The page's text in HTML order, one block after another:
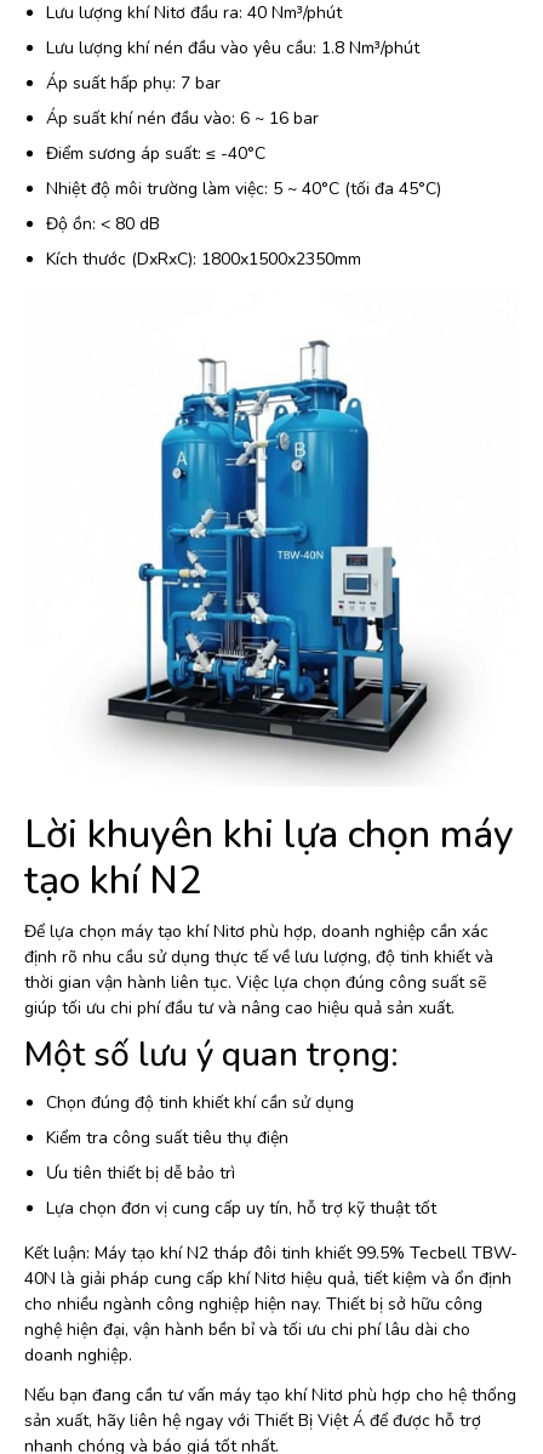
Lưu lượng khí Nitơ đầu ra: 40 Nm³/phút
Lưu lượng khí nén đầu vào yêu cầu: 1.8 Nm³/phút
Áp suất hấp phụ: 7 bar
Áp suất khí nén đầu vào: 6 ~ 16 bar
Điểm sương áp suất: ≤ -40°C
Nhiệt độ môi trường làm việc: 5 ~ 40°C (tối đa 45°C)
Độ ồn: < 80 dB
Kích thước (DxRxC): 1800x1500x2350mm
Lời khuyên khi lựa chọn máy
tạo khí N2
Để lựa chọn máy tạo khí Nitơ phù hợp, doanh nghiệp cần xác
định rõ nhu cầu sử dụng thực tế về lưu lượng, độ tinh khiết và
thời gian vận hành liên tục. Việc lựa chọn đúng công suất sẽ
giúp tối ưu chi phí đầu tư và nâng cao hiệu quả sản xuất.
Một số lưu ý quan trọng:
Chọn đúng độ tinh khiết khí cần sử dụng
Kiểm tra công suất tiêu thụ điện
Ưu tiên thiết bị dễ bảo trì
Lựa chọn đơn vị cung cấp uy tín, hỗ trợ kỹ thuật tốt
Kết luận: Máy tạo khí N2 tháp đôi tinh khiết 99.5% Tecbell TBW-
40N là giải pháp cung cấp khí Nitơ hiệu quả, tiết kiệm và ổn định
cho nhiều ngành công nghiệp hiện nay. Thiết bị sở hữu công
nghệ hiện đại, vận hành bền bỉ và tối ưu chi phí lâu dài cho
doanh nghiệp.
Nếu bạn đang cần tư vấn máy tạo khí Nitơ phù hợp cho hệ thống
sản xuất, hãy liên hệ ngay với Thiết Bị Việt Á để được hỗ trợ
nhanh chóng và báo giá tốt nhất.